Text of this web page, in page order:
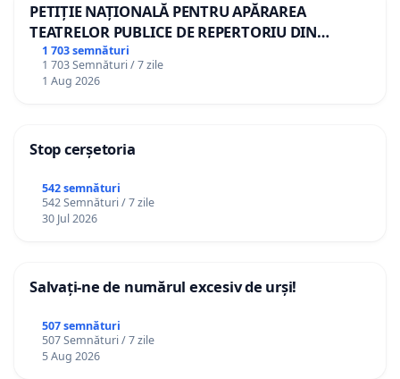
PETIȚIE NAȚIONALĂ PENTRU APĂRAREA
TEATRELOR PUBLICE DE REPERTORIU DIN
ROMÂNIA
1 703 semnături
1 703 Semnături / 7 zile
1 Aug 2026
Stop cerșetoria
542 semnături
542 Semnături / 7 zile
30 Jul 2026
Salvați-ne de numărul excesiv de urși!
507 semnături
507 Semnături / 7 zile
5 Aug 2026